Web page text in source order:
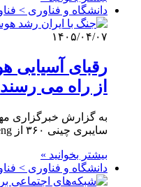
دانشگاه و فناوری >
۱۴۰۵/۰۴/۰۷
رقبای آسیایی
از راه می رسند
به گزارش خبرگزاری
سایبری چینی ۳۶۰ از Tulongfeng، یک ابزار هوش مصنوعی…
بیشتر بخوانید »
دانشگاه و فناوری >